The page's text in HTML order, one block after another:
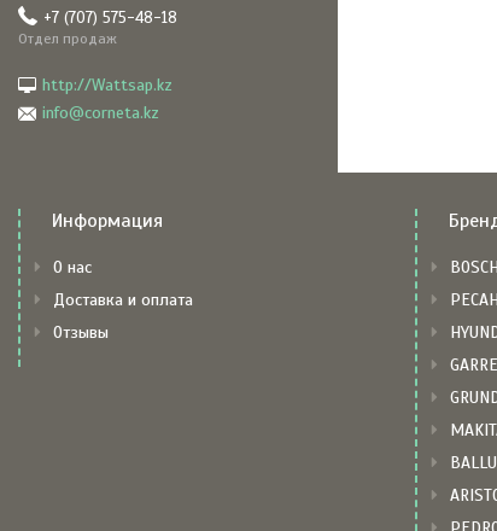
+7 (707) 575-48-18
Отдел продаж
http://Wattsap.kz
info@corneta.kz
Информация
О нас
Доставка и оплата
Отзывы
BOSCH
BALLU